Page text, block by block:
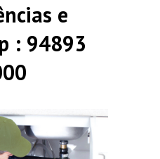
e
: 94893